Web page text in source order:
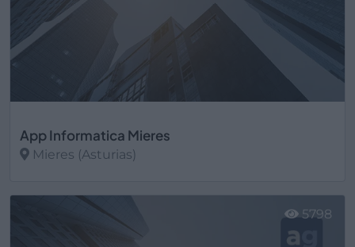
App Informatica Mieres
Mieres (Asturias)
5798